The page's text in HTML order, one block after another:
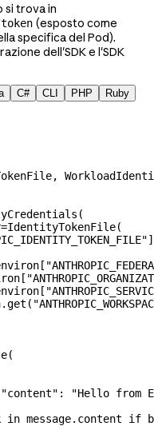
si trova in
(esposto come
specifica del Pod).
dell'SDK e l'SDK
C# CLI PHP Ruby
=IdentityTokenFile(
]
"content" :
"Hello from
in message.content if